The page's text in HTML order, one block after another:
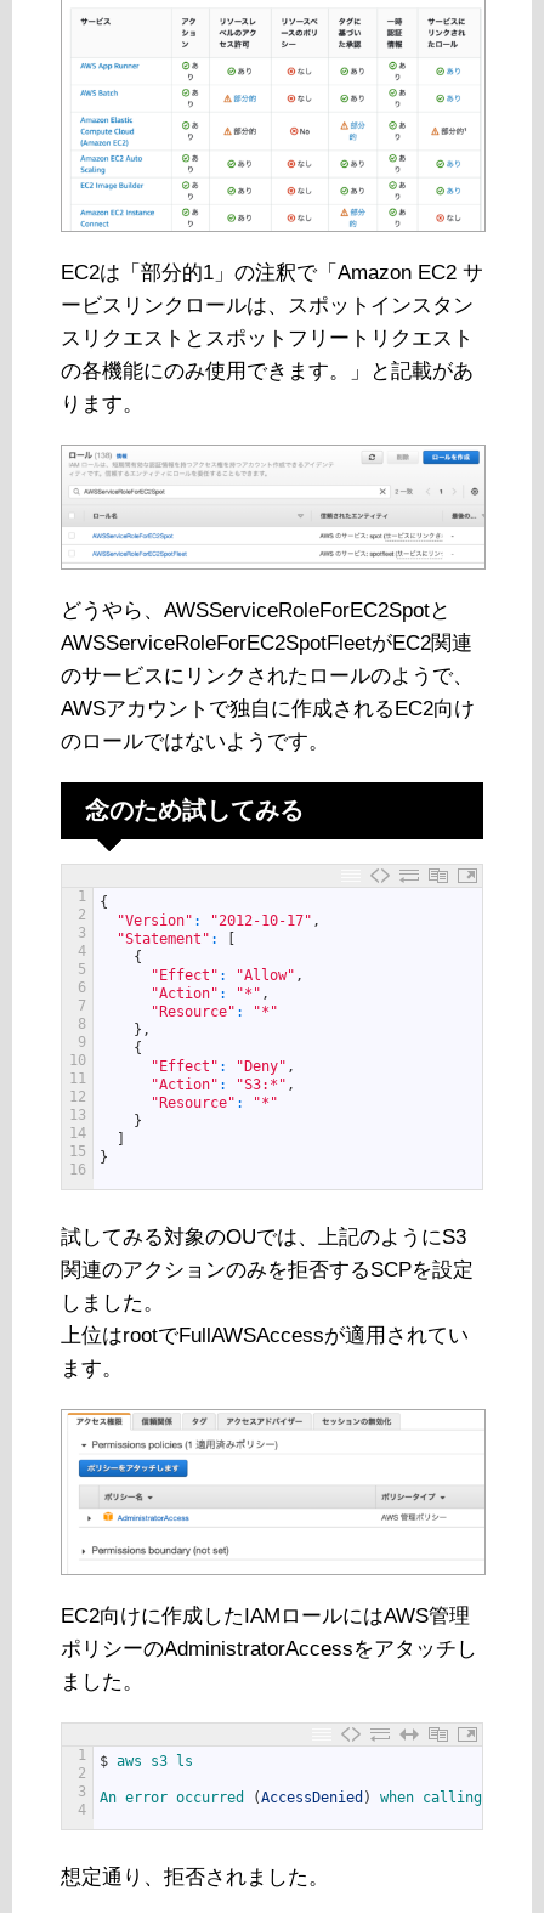
EC2は「部分的1」の注釈で「Amazon EC2 サ
ービスリンクロールは、スポットインスタン
スリクエストとスポットフリートリクエスト
の各機能にのみ使用できます。」と記載があ
ります。
どうやら、AWSServiceRoleForEC2Spotと
AWSServiceRoleForEC2SpotFleetがEC2関連
のサービスにリンクされたロールのようで、
AWSアカウントで独自に作成されるEC2向け
のロールではないようです。
念のため試してみる
1
2
3
4
5
6
7
8
9
10
11
12
13
14
15
16
{
"Version" : "2012-10-17" ,
"Statement" :
[
{
"Effect" : "Allow" ,
"Action" : "*" ,
"Resource" :
"*"
} ,
{
"Effect" : "Deny" ,
"Action" : "S3:*" ,
"Resource" :
"*"
}
]
}
試してみる対象のOUでは、上記のようにS3
関連のアクションのみを拒否するSCPを設定
しました。
上位はrootでFullAWSAccessが適用されてい
ます。
EC2向けに作成したIAMロールにはAWS管理
ポリシーのAdministratorAccessをアタッチし
ました。
1
2
3
4
$ aws s3 ls
An error occurred (AccessDenied ) when calling
想定通り、拒否されました。